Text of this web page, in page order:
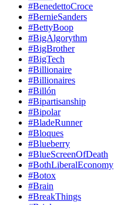
#BenedettoCroce
#BernieSanders
#BettyBoop
#BigAlgorythm
#BigBrother
#BigTech
#Billionaire
#Billionaires
#Billón
#Bipartisanship
#Bipolar
#BladeRunner
#Bloques
#Blueberry
#BlueScreenOfDeath
#BothLiberalEconomy
#Botox
#Brain
#BreakThings